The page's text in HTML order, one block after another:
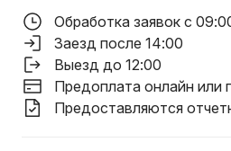
Обработка заявок с
Заезд после 14:00
Выезд до 12:00
Предоплата онлайн или
Предоставляются